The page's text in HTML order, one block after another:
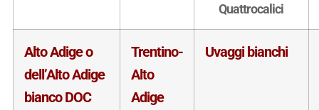
Quattrocalici
Alto Adige o
dell’Alto Adige
bianco DOC
Trentino-
Alto
Adige
Uvaggi bianchi